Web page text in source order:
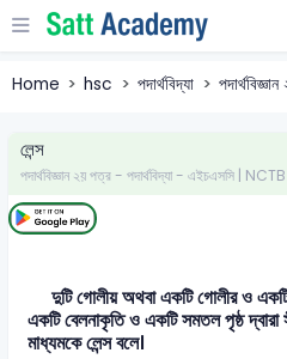
Home hsc পদার্থবিদ্যা
লেন্স
পদার্থবিজ্ঞান ২য় পত্র - পদার্থবিদ্যা - এইচএসসি |
দুটি গোলীয় অথবা একটি গোলীর ও
একটি বেলনাকৃতি ও একটি সমতল পৃষ্ঠ
মাধ্যমকে লেন্স বলে।